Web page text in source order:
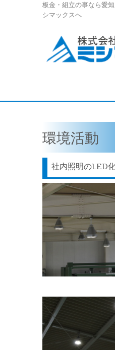
板金・組立の事なら愛
シマックスへ
環境活動
社内照明のLED